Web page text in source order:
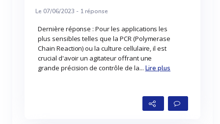
Le 07/06/2023 - 1réponse
Dernière réponse : Pour les applications les
plus sensibles telles que la PCR (Polymerase
Chain Reaction) ou la culture cellulaire, il est
crucial d'avoir un agitateur offrant une
grande précision de contrôle de la... Lire plus